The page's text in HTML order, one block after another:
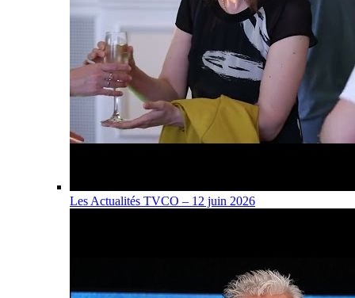
Les Actualités TVCO – 12 juin 2026